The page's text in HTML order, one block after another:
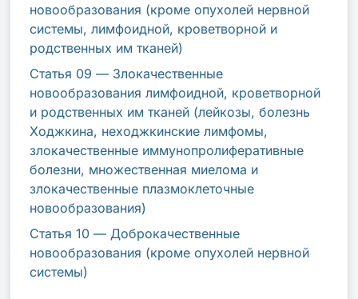
новообразования (кроме опухолей нервной
системы, лимфоидной, кроветворной и
родственных им тканей)
Статья 09 — Злокачественные
новообразования лимфоидной, кроветворной
и родственных им тканей (лейкозы, болезнь
Ходжкина, неходжкинские лимфомы,
злокачественные иммунопролиферативные
болезни, множественная миелома и
злокачественные плазмоклеточные
новообразования)
Статья 10 — Доброкачественные
новообразования (кроме опухолей нервной
системы)